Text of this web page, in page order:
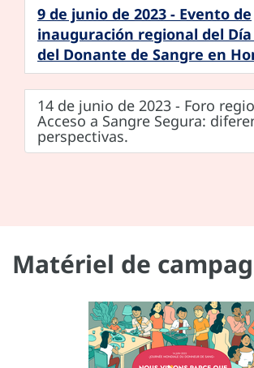
9 de junio de 2023 - Evento de
inauguración regional del
del Donante de Sangre en
14 de junio de 2023 - Foro
Acceso a Sangre Segura:
perspectivas.
Matériel de